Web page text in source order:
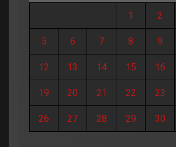
1 2
5 6 7 8 9
12 13 14 15 16
19 20 21 22 23
26 27 28 29 30